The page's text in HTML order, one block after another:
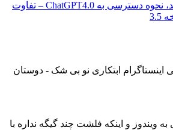
GPT-4 معرفی شد، نحوه دسترسی به ChatGPT4.0 – تفاوت
اینستاگرام ابتکاری نو بی شک - دوستان
ویندوز و اینکه فلشت چند گیگه نداره با